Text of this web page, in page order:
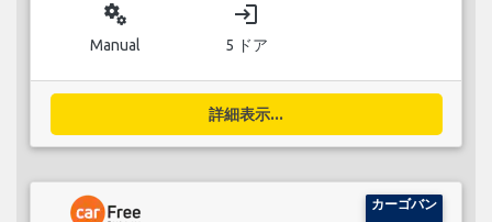
miscellaneous_services
Manual
login
5 ドア
詳細表示...
カーゴバン